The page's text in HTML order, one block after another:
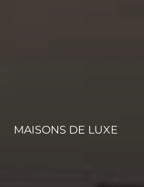
MAISONS DE LUXE